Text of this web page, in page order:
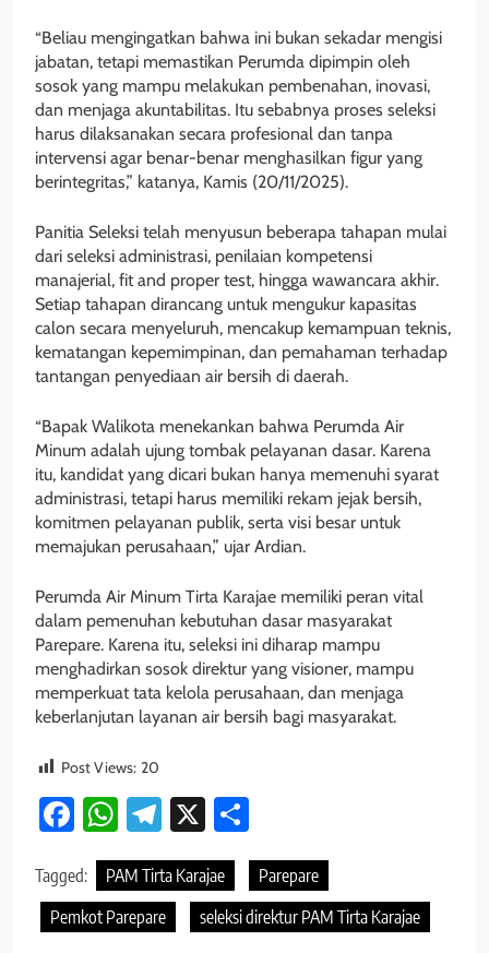
“Beliau mengingatkan bahwa ini bukan sekadar mengisi
jabatan, tetapi memastikan Perumda dipimpin oleh
sosok yang mampu melakukan pembenahan, inovasi,
dan menjaga akuntabilitas. Itu sebabnya proses seleksi
harus dilaksanakan secara profesional dan tanpa
intervensi agar benar-benar menghasilkan figur yang
berintegritas,” katanya, Kamis (20/11/2025).
Panitia Seleksi telah menyusun beberapa tahapan mulai
dari seleksi administrasi, penilaian kompetensi
manajerial, fit and proper test, hingga wawancara akhir.
Setiap tahapan dirancang untuk mengukur kapasitas
calon secara menyeluruh, mencakup kemampuan teknis,
kematangan kepemimpinan, dan pemahaman terhadap
tantangan penyediaan air bersih di daerah.
“Bapak Walikota menekankan bahwa Perumda Air
Minum adalah ujung tombak pelayanan dasar. Karena
itu, kandidat yang dicari bukan hanya memenuhi syarat
administrasi, tetapi harus memiliki rekam jejak bersih,
komitmen pelayanan publik, serta visi besar untuk
memajukan perusahaan,” ujar Ardian.
Perumda Air Minum Tirta Karajae memiliki peran vital
dalam pemenuhan kebutuhan dasar masyarakat
Parepare. Karena itu, seleksi ini diharap mampu
menghadirkan sosok direktur yang visioner, mampu
memperkuat tata kelola perusahaan, dan menjaga
keberlanjutan layanan air bersih bagi masyarakat.
Post Views: 20
Facebook
WhatsApp
Telegram
X
Tagged: PAM Tirta Karajae
Parepare
Pemkot Parepare
seleksi direktur PAM Tirta Karajae